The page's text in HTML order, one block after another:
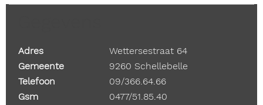
Adres
Wettersestraat 64
Gemeente
9260 Schellebelle
Telefoon
09/366.64.66
Gsm
0477/51.85.40